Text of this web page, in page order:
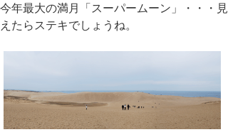
今年最大の満月「スーパームーン」・・・見
えたらステキでしょうね。